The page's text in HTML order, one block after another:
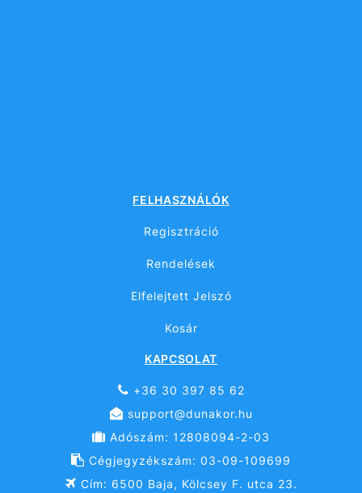
FELHASZNÁLÓK
Regisztráció
Rendelések
Elfelejtett Jelszó
Kosár
KAPCSOLAT
+36 30 397 85 62
support@dunakor.hu
Adószám: 12808094-2-03
Cégjegyzékszám: 03-09-109699
Cím: 6500 Baja, Kölcsey F. utca 23.